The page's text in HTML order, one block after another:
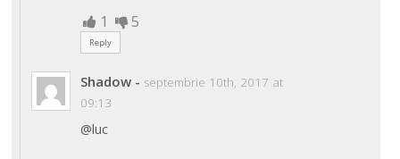
1 5
Reply
Shadow - septembrie 10th, 2017 at
09:13
@luc